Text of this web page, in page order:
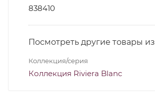
838410
Посмотреть другие товары из
Коллекция/серия
Коллекция Riviera Blanc